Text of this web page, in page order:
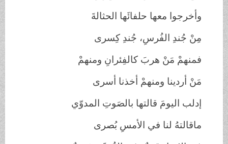
وأخرجوا معها حلفائَها الحثالةَ
مِنْ جُندِ الفُرسِ، جُندِ كِسرى
فمنهمْ مَنْ هربَ كالفِئرانِ ومنهمْ
مَنْ أردينا ومنهمْ أخذنا أسرى
إدلب اليومَ قالتها بالصَوتِ المدوّي
ماقالتهُ لنا في الأمسِ بُصرى